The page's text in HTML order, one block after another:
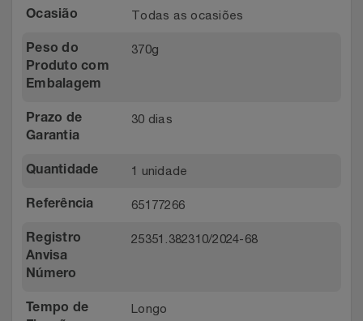
Ocasião Todas as ocasiões
Peso do
Produto com
Embalagem
370g
Prazo de
Garantia
30 dias
Quantidade 1 unidade
Referência 65177266
Registro
Anvisa
Número
25351.382310/2024-68
Tempo de
Longo